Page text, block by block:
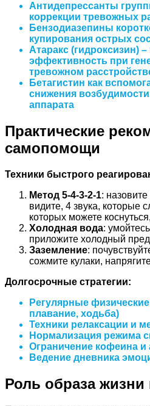
Антидепрессанты
коррекции тревожных
Бензодиазепины
купирования острых
Атаракс (гидроксизин) –
эффективность при
тревожном
Бетагистин как
снижения
аппарата
Практические
самопомощи
Техники быстрого
Метод 5-4-3-2-1:
видите, 4 звука, которые
которых можете
Холодная вода:
приложите холодный
Заземление:
сожмите кулаки,
Долгосрочные стратегии:
Регулярные
плавание, ходьба)
Техники релаксации и
Нормализация режима
Ограничение кофеина и
Ведение дневника
Роль образа